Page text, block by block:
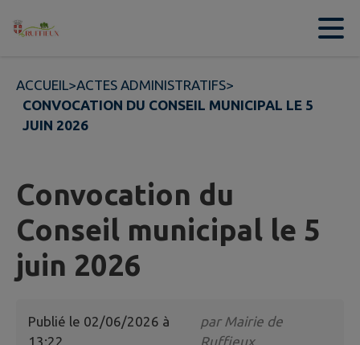
Contenu
ACCUEIL>ACTES ADMINISTRATIFS>
CONVOCATION DU CONSEIL MUNICIPAL LE 5
JUIN 2026
Convocation du
Conseil municipal le 5
juin 2026
Publié le 02/06/2026 à
13:22
parMairie de
Ruffieux